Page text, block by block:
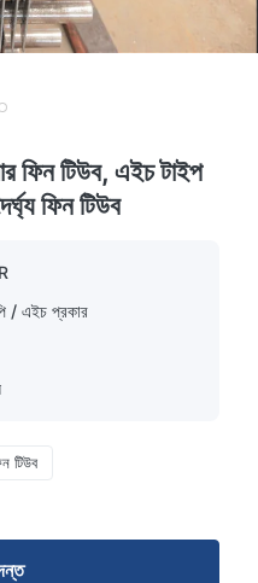
ফিন টিউব, এইচ টাইপ
ফিন টিউব
/ এইচ প্রকার
টিউব